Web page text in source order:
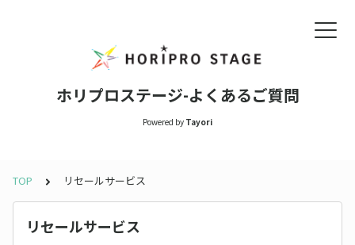
ホリプロステージ-よくあるご質問
Powered by Tayori
TOP リセールサービス
リセールサービス